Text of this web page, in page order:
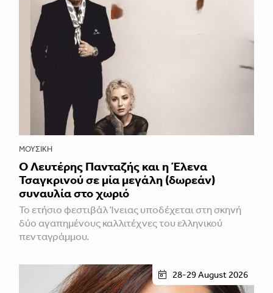
ΜΟΥΣΙΚΉ
Ο Λευτέρης Πανταζής και η Έλενα
Τσαγκρινού σε μία μεγάλη (δωρεάν)
συναυλία στο χωριό
Το ετήσιο φεστιβάλ Ίνειας υποδέχεται στη σκηνή
δύο αγαπημένους καλλιτέχνες του ελληνικού
πενταγράμμου.
28-29 August 2026